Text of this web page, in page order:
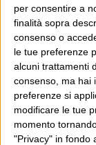
per consentire a
finalità sopra
consenso o
le tue preferenze
alcuni trattamenti
consenso, ma hai
preferenze si
modificare le tue
momento
"Privacy" in fondo
E per i regali di